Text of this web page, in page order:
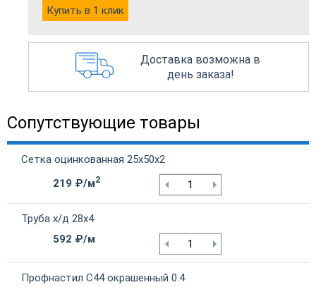
Купить в 1 клик
Доставка возможна в
день заказа!
Сопутствующие товары
Сетка оцинкованная 25х50х2
219 ₽/м2
Труба х/д 28х4
592 ₽/м
Профнастил С44 окрашенный 0.4